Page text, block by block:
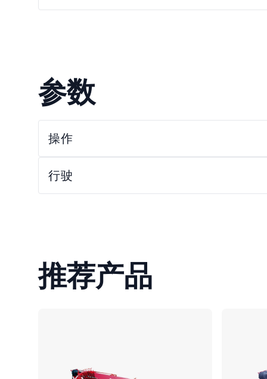
参数
操作
行驶
推荐产品